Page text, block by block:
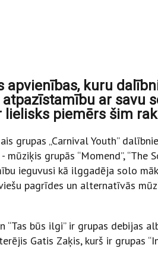
apvienības, kuru
ar savu
lielisks piemērs šim
grupas „Carnival Youth”
grupās “Momend”, “The
ieguvusi kā ilggadēja solo
pagrīdes un alternatīvās
“Tas būs ilgi” ir grupas debijas
Gatis Zaķis, kurš ir grupas